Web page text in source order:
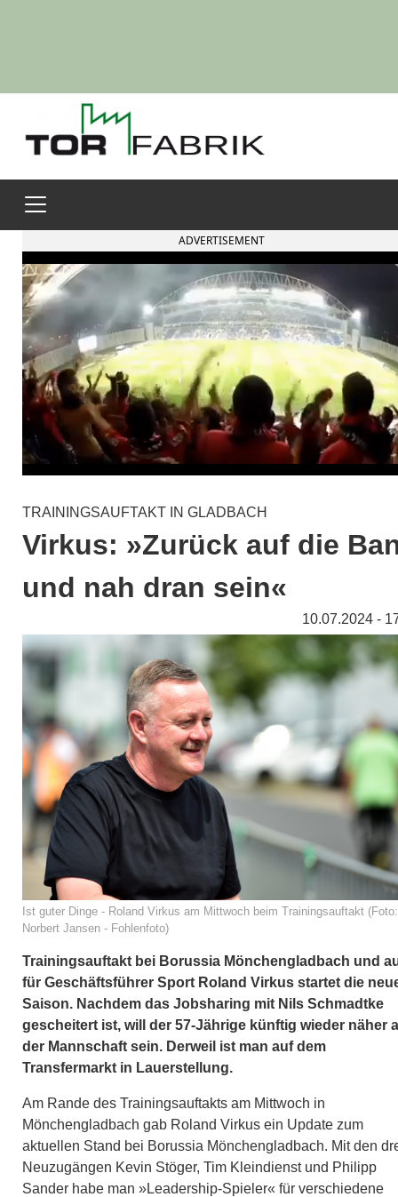
ADVERTISEMENT
TRAININGSAUFTAKT IN GLADBACH
Virkus: »Zurück auf die
und nah dran sein«
10.07.2024 -
Ist guter Dinge - Roland Virkus am Mittwoch beim Trainingsauftakt (Foto:
Norbert Jansen - Fohlenfoto)
Trainingsauftakt bei Borussia Mönchengladbach und
für Geschäftsführer Sport Roland Virkus startet die
Saison. Nachdem das Jobsharing mit Nils Schmadtke
gescheitert ist, will der 57-Jährige künftig wieder näher
der Mannschaft sein. Derweil ist man auf dem
Transfermarkt in Lauerstellung.
Am Rande des Trainingsauftakts am Mittwoch in
Mönchengladbach gab Roland Virkus ein Update zum
aktuellen Stand bei Borussia Mönchengladbach. Mit den
Neuzugängen Kevin Stöger, Tim Kleindienst und Philipp
Sander habe man »Leadership-Spieler« für verschiedene